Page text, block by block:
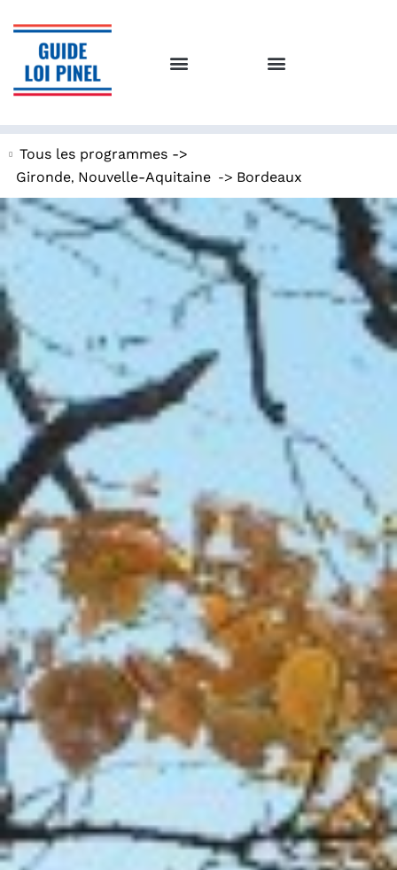
Tous les programmes ->
Gironde, Nouvelle-Aquitaine -> Bordeaux